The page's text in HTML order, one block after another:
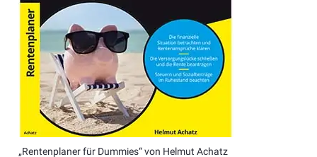
„Rentenplaner für Dummies“ von Helmut Achatz